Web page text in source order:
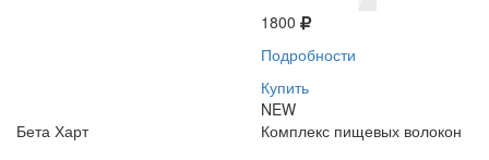
1800
Подробности
Купить
NEW
Бета Харт
Комплекс пищевых волокон